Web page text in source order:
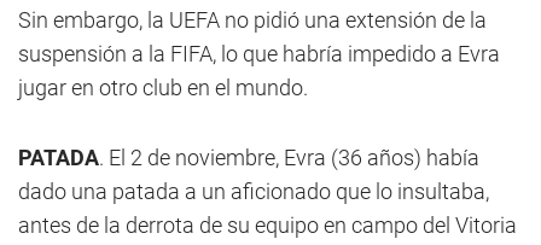
Sin embargo, la UEFA no pidió una extensión de la
suspensión a la FIFA, lo que habría impedido a Evra
jugar en otro club en el mundo.
PATADA. El 2 de noviembre, Evra (36 años) había
dado una patada a un aficionado que lo insultaba,
antes de la derrota de su equipo en campo del Vitoria